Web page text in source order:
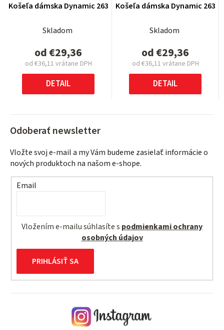
Košeľa dámska Dynamic 263
Skladom
od€29,36
od €36,11 vrátane DPH
Jednotková
cena:
DETAIL
Košeľa dámska Dynamic 263
Skladom
od€29,36
od €36,11 vrátane DPH
Jednotková
cena:
DETAIL
Odoberať newsletter
Vložte svoj e-mail a my Vám budeme zasielať informácie o
nových produktoch na našom e-shope.
Email
Vložením e-mailu súhlasíte s podmienkami ochrany
osobných údajov
PRIHLÁSIŤ SA